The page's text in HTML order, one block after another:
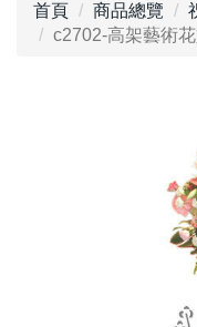
首頁 商品總覽
c2702-高架藝術